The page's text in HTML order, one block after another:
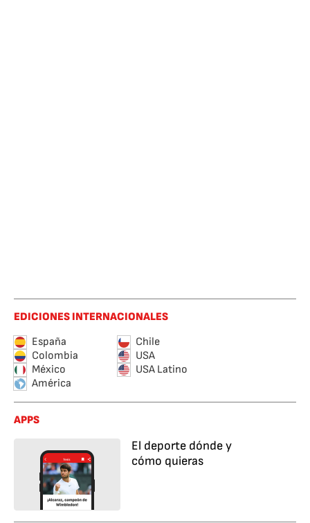
EDICIONES INTERNACIONALES
España
Chile
Colombia
USA
México
USA Latino
América
APPS
El deporte dónde y
cómo quieras